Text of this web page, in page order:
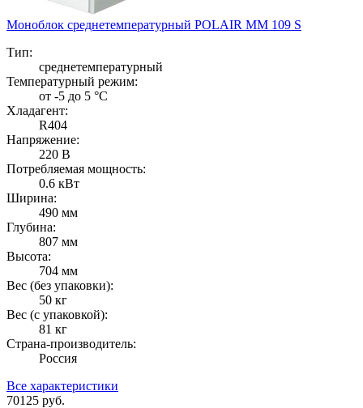
Моноблок среднетемпературный POLAIR MM 109 S
Тип:
среднетемпературный
Температурный режим:
от -5 до 5 °C
Хладагент:
R404
Напряжение:
220 В
Потребляемая мощность:
0.6 кВт
Ширина:
490 мм
Глубина:
807 мм
Высота:
704 мм
Вес (без упаковки):
50 кг
Вес (с упаковкой):
81 кг
Страна-производитель:
Россия
Все характеристики
70125 руб.